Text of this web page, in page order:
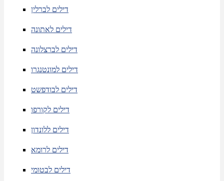
דילים לברלין
דילים לאתונה
דילים לברצלונה
דילים למונטנגרו
דילים לבודפשט
דילים לקורפו
דילים ללונדון
דילים לרומא
דילים לבטומי